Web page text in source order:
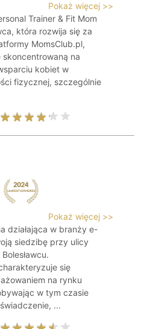
Pokaż więcej >>
Trainer & Fit Mom
która rozwija się za
MomsClub.pl,
na
kobiet w
fizycznej, szczególnie
Pokaż więcej >>
działająca w branży e-
siedzibę przy ulicy
się
na rynku
w tym czasie
...